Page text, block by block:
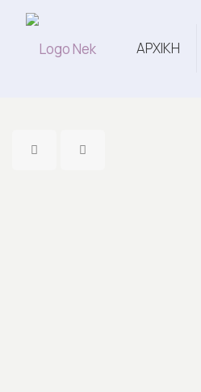
ΑΡΧΙΚΗ